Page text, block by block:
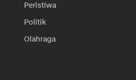
Peristiwa
Politik
Olahraga